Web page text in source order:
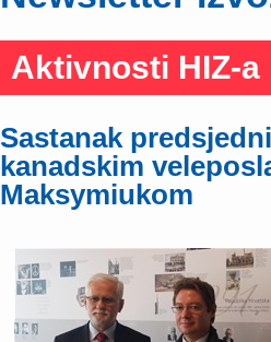
Aktivnosti HIZ-a
Sastanak
kanadskim
Maksymiukom